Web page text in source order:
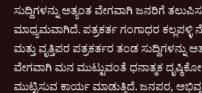
ಸುದ್ದಿಗಳನ್ನು ಅತ್ಯಂತ ವೇಗವಾಗಿ ಜನರಿಗೆ
ಮಾಧ್ಯಮವಾಗಿದೆ. ಪತ್ರಕರ್ತ ಗಂಗಾಧರ ಕಲ್ಲಪಳ್ಳಿ
ಮತ್ತು ವೃತ್ತಿಪರ ಪತ್ರಕರ್ತರ ತಂಡ ಸುದ್ದಿಗಳನ್ನು
ವೇಗವಾಗಿ ಮನ ಮುಟ್ಟುವಂತೆ ಧನಾತ್ಮಕ
ಮುಟ್ಟಿಸುವ ಕಾರ್ಯ ಮಾಡುತ್ತಿದೆ. ಜನಪರ,